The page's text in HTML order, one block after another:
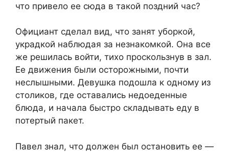
что привело ее сюда в такой поздний час?
Официант сделал вид, что занят уборкой,
украдкой наблюдая за незнакомкой. Она все
же решилась войти, тихо проскользнув в зал.
Ее движения были осторожными, почти
неслышными. Девушка подошла к одному из
столиков, где оставались недоеденные
блюда, и начала быстро складывать еду в
потертый пакет.
Павел знал, что должен был остановить ее —